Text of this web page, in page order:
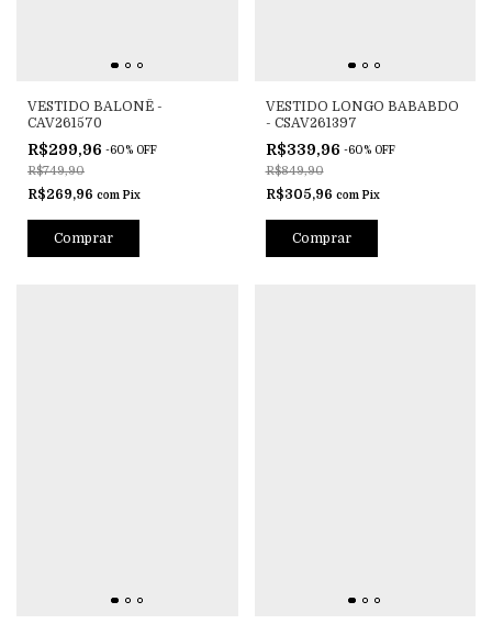
VESTIDO BALONÊ -
CAV261570
R$299,96 -60% OFF
R$749,90
R$269,96 com Pix
Comprar
VESTIDO LONGO BABABDO
- CSAV261397
R$339,96 -60% OFF
R$849,90
R$305,96 com Pix
Comprar